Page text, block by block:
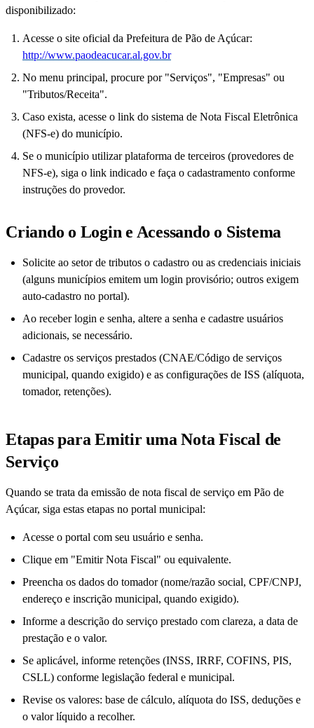
disponibilizado:
Acesse o site oficial da Prefeitura de Pão de Açúcar:
http://www.paodeacucar.al.gov.br
No menu principal, procure por "Serviços", "Empresas" ou
"Tributos/Receita".
Caso exista, acesse o link do sistema de Nota Fiscal Eletrônica
(NFS-e) do município.
Se o município utilizar plataforma de terceiros (provedores de
NFS-e), siga o link indicado e faça o cadastramento conforme
instruções do provedor.
Criando o Login e Acessando o Sistema
Solicite ao setor de tributos o cadastro ou as credenciais iniciais
(alguns municípios emitem um login provisório; outros exigem
auto-cadastro no portal).
Ao receber login e senha, altere a senha e cadastre usuários
adicionais, se necessário.
Cadastre os serviços prestados (CNAE/Código de serviços
municipal, quando exigido) e as configurações de ISS (alíquota,
tomador, retenções).
Etapas para Emitir uma Nota Fiscal de
Serviço
Quando se trata da emissão de nota fiscal de serviço em Pão de
Açúcar, siga estas etapas no portal municipal:
Acesse o portal com seu usuário e senha.
Clique em "Emitir Nota Fiscal" ou equivalente.
Preencha os dados do tomador (nome/razão social, CPF/CNPJ,
endereço e inscrição municipal, quando exigido).
Informe a descrição do serviço prestado com clareza, a data de
prestação e o valor.
Se aplicável, informe retenções (INSS, IRRF, COFINS, PIS,
CSLL) conforme legislação federal e municipal.
Revise os valores: base de cálculo, alíquota do ISS, deduções e
o valor líquido a recolher.